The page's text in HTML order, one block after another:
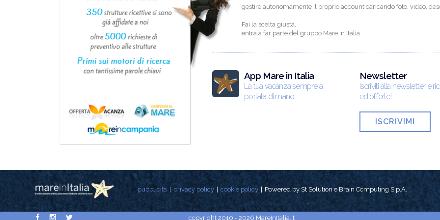
gestire autonomamente il proprio account caricando foto, video,
Fai la scelta giusta,
entra a far parte del gruppo Mare in Italia
App Mare in Italia
La tua vacanza sempre a
portata di mano
Newsletter
Iscriviti alla newsletter e
ed offerte!
ISCRIVIMI
pubblicità privacy policy cookie policy Powered by St Solution e Brain Computing S.p.A.
copyright 2010 - 2026 MareInItalia.it